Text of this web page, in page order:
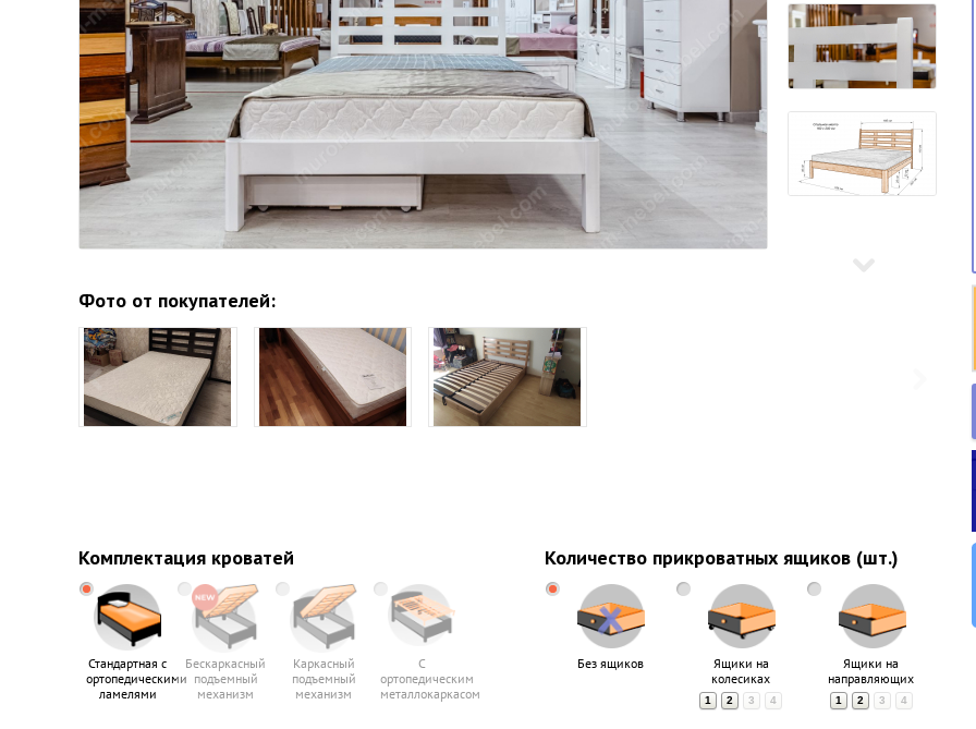
Фото от покупателей:
Комплектация кроватей
Стандартная с
ортопедическими
ламелями
Бескаркасный
подъемный
механизм
Каркасный
подъемный
механизм
С
ортопедическим
металлокаркасом
Количество прикроватных ящиков (шт.)
Без ящиков
Ящики на
колесиках
1 2 3 4
Ящики на
направляющих
1 2 3 4